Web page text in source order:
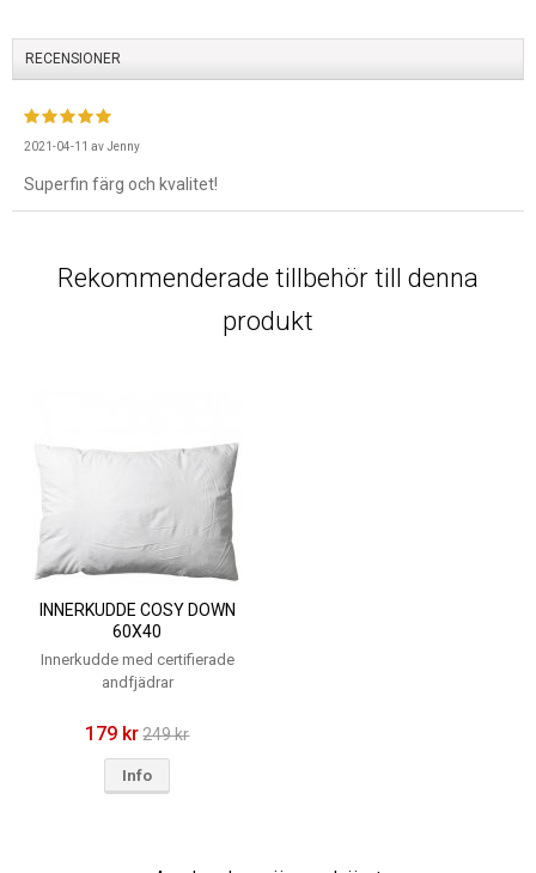
RECENSIONER
2021-04-11 avJenny
Superfin färg och kvalitet!
Rekommenderade tillbehör till denna
produkt
INNERKUDDE COSY DOWN
60X40
Innerkudde med certifierade
andfjädrar
179 kr 249 kr
Info